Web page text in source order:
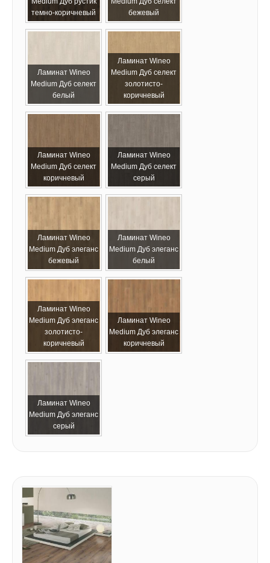
темно-коричневый
бежевый
Ламинат Wineo
Medium Дуб селект
белый
Ламинат Wineo
Medium Дуб селект
золотисто-
коричневый
Ламинат Wineo
Medium Дуб селект
коричневый
Ламинат Wineo
Medium Дуб селект
серый
Ламинат Wineo
Medium Дуб элеганс
бежевый
Ламинат Wineo
Medium Дуб элеганс
белый
Ламинат Wineo
Medium Дуб элеганс
золотисто-
коричневый
Ламинат Wineo
Medium Дуб элеганс
коричневый
Ламинат Wineo
Medium Дуб элеганс
серый